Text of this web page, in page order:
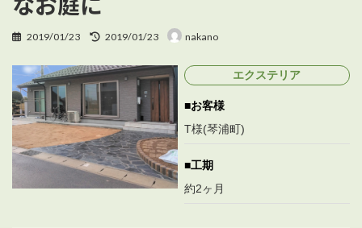
2019/01/23
最
更
新
日
時
:
2019/01/23 nakano
エクステリア
お客様
T様(琴浦町)
工期
約2ヶ月